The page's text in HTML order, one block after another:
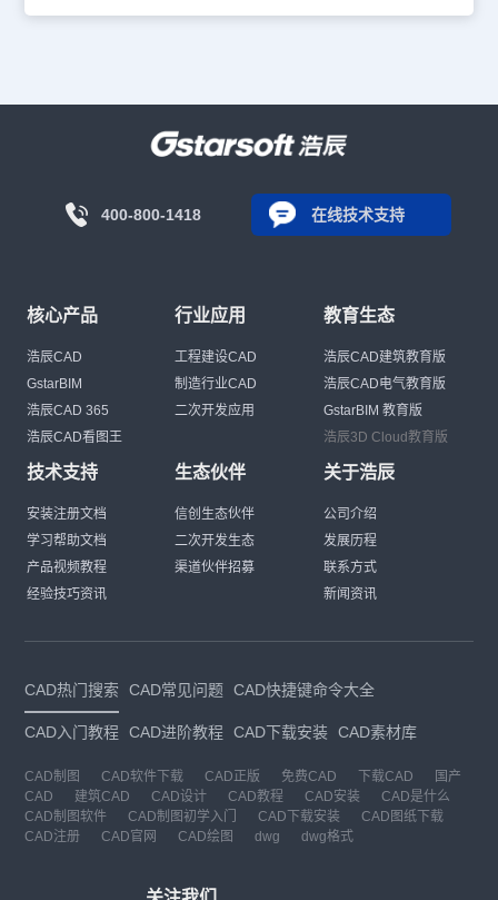
400-800-1418 在线技术支持
核心产品
浩辰CAD
GstarBIM
浩辰CAD 365
浩辰CAD看图王
行业应用
工程建设CAD
制造行业CAD
二次开发应用
教育生态
浩辰CAD建筑教育版
浩辰CAD电气教育版
GstarBIM 教育版
浩辰3D Cloud教育版
技术支持
安装注册文档
学习帮助文档
产品视频教程
经验技巧资讯
生态伙伴
信创生态伙伴
二次开发生态
渠道伙伴招募
关于浩辰
公司介绍
发展历程
联系方式
新闻资讯
CAD热门搜索 CAD常见问题 CAD快捷键命令大全
CAD入门教程 CAD进阶教程 CAD下载安装 CAD素材库
CAD制图 CAD软件下载 CAD正版 免费CAD 下载CAD
国产
CAD
建筑CAD CAD设计 CAD教程 CAD安装
CAD是什么
CAD制图软件
CAD制图初学入门 CAD下载安装
CAD图纸下载
CAD注册
CAD官网 CAD绘图 dwg dwg格式